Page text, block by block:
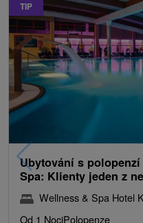
TIP
Ubytování s
Spa: Klienty jeden z
Wellness & Spa Hotel
Od 1 NociPolopenze